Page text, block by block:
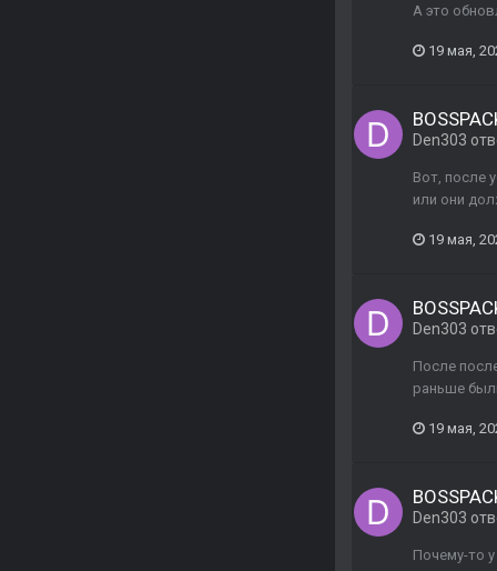
А это
19 мая,
Den303
Вот, после
или они
19 мая,
Den303
После
раньше
19 мая,
Den303
Почему-то